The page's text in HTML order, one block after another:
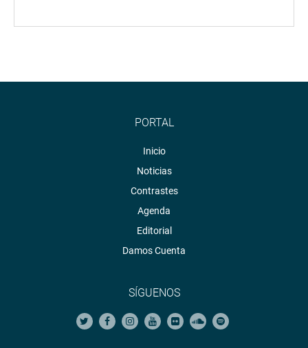
PORTAL
Inicio
Noticias
Contrastes
Agenda
Editorial
Damos Cuenta
SÍGUENOS